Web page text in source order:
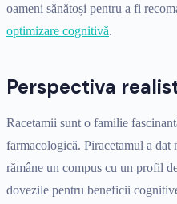
oameni sănătoși pentru a fi
optimizare cognitivă.
Perspectiva
Racetamii sunt o familie
farmacologică. Piracetamul a dat
rămâne un compus cu un profil
dovezile pentru beneficii